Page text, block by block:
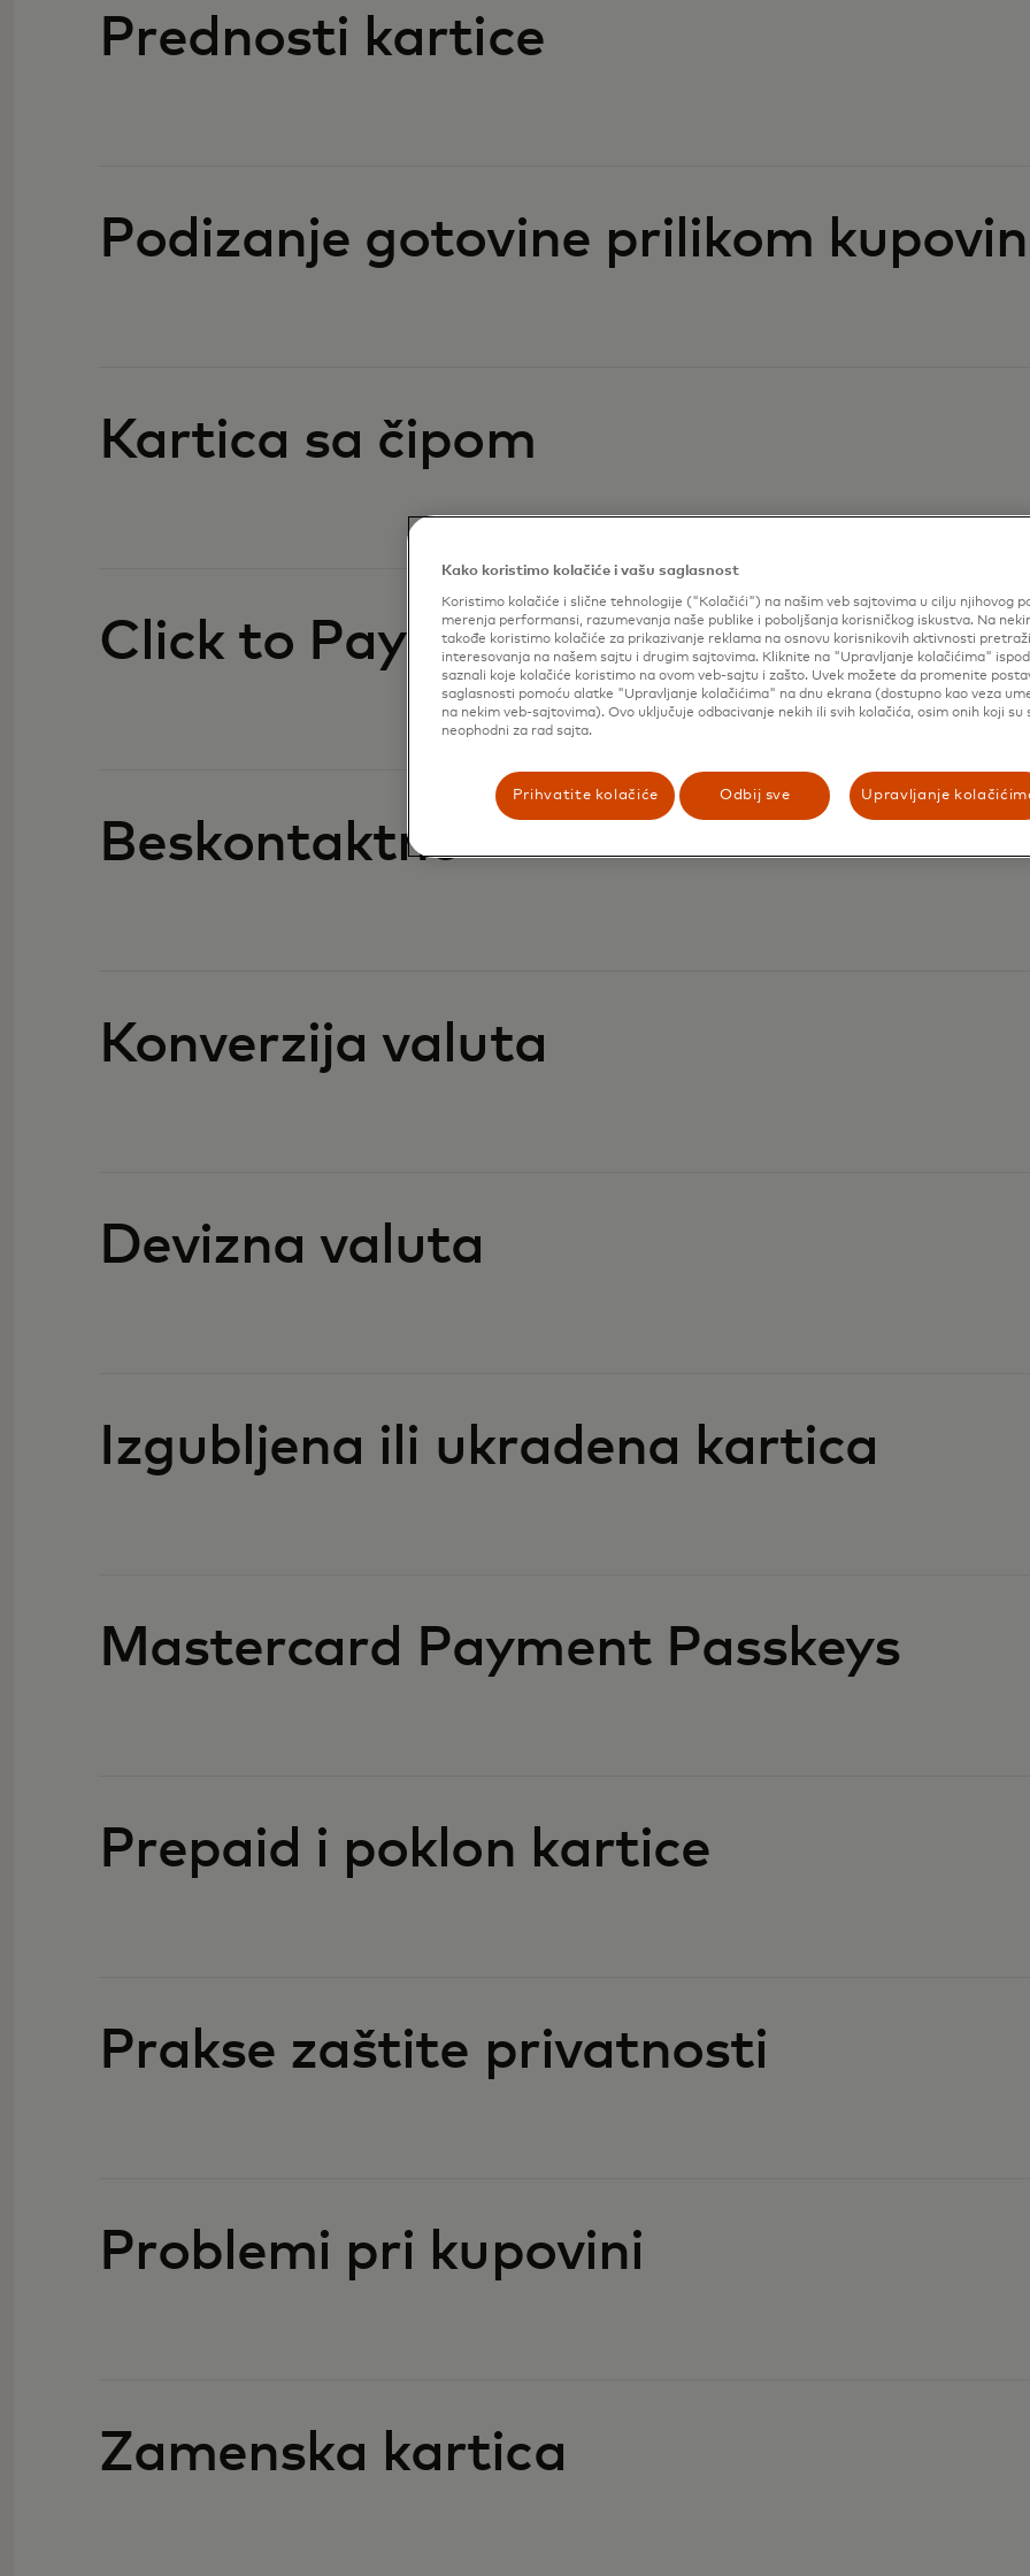
Prednosti kartice
Podizanje gotovine prilikom
Kartica sa čipom
Click to Pay
Beskontaktno
Konverzija valuta
Devizna valuta
Izgubljena ili ukradena kartica
Mastercard Payment Passkeys​
Prepaid i poklon kartice
Prakse zaštite privatnosti
Problemi pri kupovini
Zamenska kartica
Kako koristimo kolačiće i vašu saglasnost
Koristimo kolačiće i slične tehnologije ("Kolačići") na našim veb sajtovima u cilju njihovog
merenja performansi, razumevanja naše publike i poboljšanja korisničkog iskustva. Na
takođe koristimo kolačiće za prikazivanje reklama na osnovu korisnikovih aktivnosti
interesovanja na našem sajtu i drugim sajtovima. Kliknite na "Upravljanje kolačićima"
saznali koje kolačiće koristimo na ovom veb-sajtu i zašto. Uvek možete da promenite
saglasnosti pomoću alatke "Upravljanje kolačićima" na dnu ekrana (dostupno kao veza
na nekim veb-sajtovima). Ovo uključuje odbacivanje nekih ili svih kolačića, osim onih koji su
neophodni za rad sajta.
Prihvatite kolačiće Odbij sve Upravljanje